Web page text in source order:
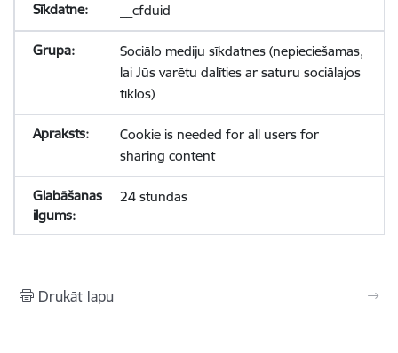
__cfduid
Sociālo mediju sīkdatnes (nepieciešamas,
lai Jūs varētu dalīties ar saturu sociālajos
tīklos)
Cookie is needed for all users for
sharing content
24 stundas
Drukāt lapu